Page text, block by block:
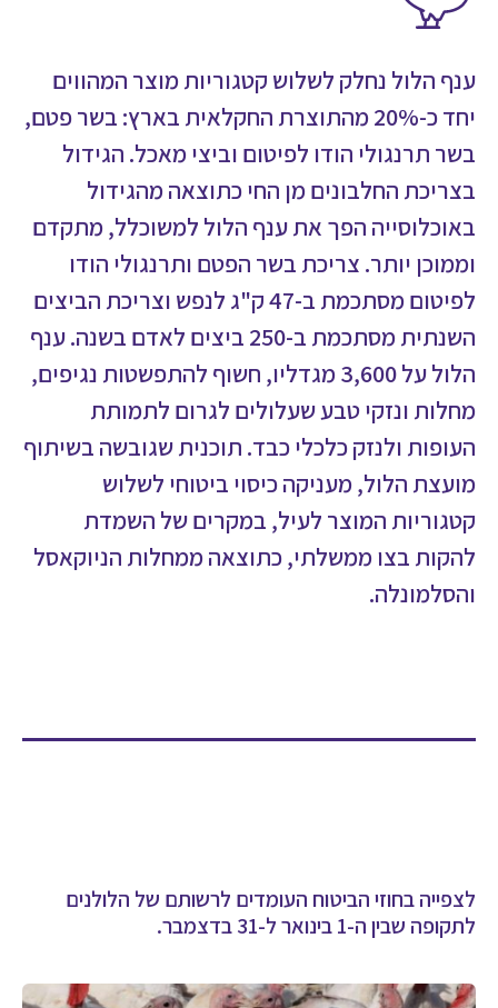
ענף הלול נחלק לשלוש קטגוריות מוצר המהווים
יחד כ-20% מהתוצרת החקלאית בארץ: בשר פטם,
בשר תרנגולי הודו לפיטום וביצי מאכל. הגידול
בצריכת החלבונים מן החי כתוצאה מהגידול
באוכלוסייה הפך את ענף הלול למשוכלל, מתקדם
וממוכן יותר. צריכת בשר הפטם ותרנגולי הודו
לפיטום מסתכמת ב-47 ק"ג לנפש וצריכת הביצים
השנתית מסתכמת ב-250 ביצים לאדם בשנה. ענף
הלול על 3,600 מגדליו, חשוף להתפשטות נגיפים,
מחלות ונזקי טבע שעלולים לגרום לתמותת
העופות ולנזק כלכלי כבד. תוכנית שגובשה בשיתוף
מועצת הלול, מעניקה כיסוי ביטוחי לשלוש
קטגוריות המוצר לעיל, במקרים של השמדת
להקות בצו ממשלתי, כתוצאה ממחלות הניוקאסל
והסלמונלה.
לצפייה בחוזי הביטוח העומדים לרשותם של הלולנים
לתקופה שבין ה-1 בינואר ל-31 בדצמבר.